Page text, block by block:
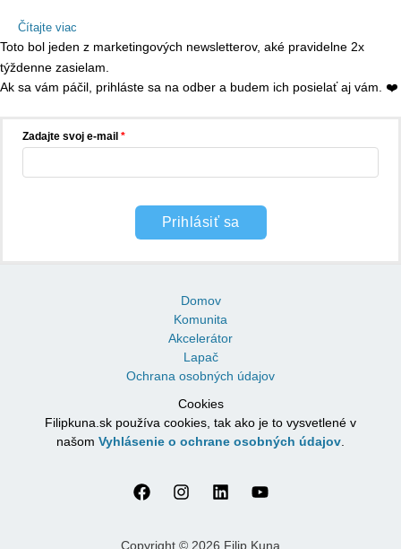
Čítajte viac
Toto bol jeden z marketingových newsletterov, aké pravidelne 2x
týždenne zasielam.
Ak sa vám páčil, prihláste sa na odber a budem ich posielať aj vám. ❤️
Zadajte svoj e-mail
Prihlásiť sa
Domov
Komunita
Akcelerátor
Lapač
Ochrana osobných údajov
Cookies
Filipkuna.sk používa cookies, tak ako je to vysvetlené v
našom Vyhlásenie o ochrane osobných údajov.
Copyright © 2026 Filip Kuna